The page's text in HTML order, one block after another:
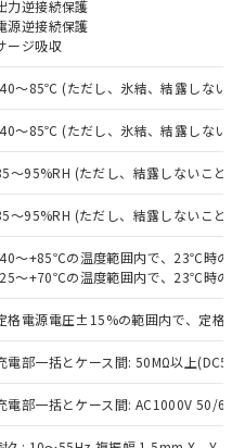
力逆接続保護
源逆接続保護
ージ吸収
～85℃ (ただし、氷結、結露しないこ
～85℃ (ただし、氷結、結露しないこ
～95%RH (ただし、結露しないこと)
～95%RH (ただし、結露しないこと)
～+85℃の温度範囲内で、23℃時の
～+70℃の温度範囲内で、23℃時の
格電源電圧±15%の範囲内で、定格
電部一括とケース間: 50MΩ以上
電部一括とケース間: AC1000V 50/
ただき、同意のうえ
社制御機器事業取扱
況および標準価格
ていただくもので
取扱商品の中には、
外となる商品もある
さい。
準価格照会結果は、
日時点での社内デー
指令（10物質）の
提供可能な商品で
令（10物質）の非含
替える予定のある
指令（10物質）の
で、対応品を出す予
指令（10物質）の
中または確認中の
など無形物で、有
非含有部品として
判明した場合などや
があります。
有率が中国RoHSの
示します。
有率が中国RoHSの
当社販売部門へお問
社製品のうち、外国
易法に定める商品
等」という）を輸出